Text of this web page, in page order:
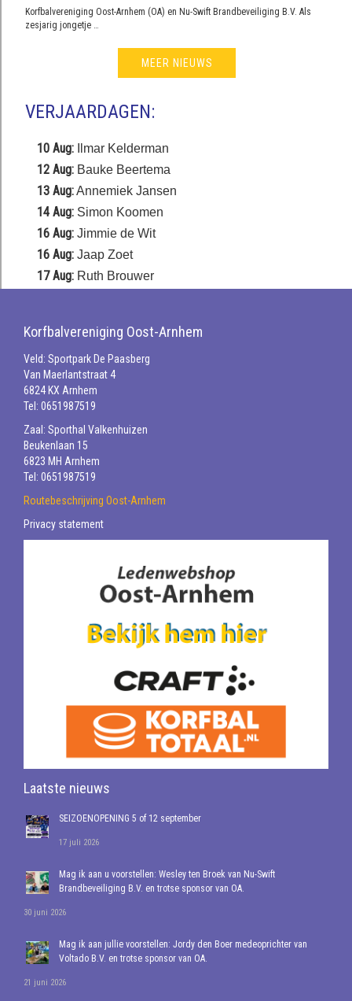
Korfbalvereniging Oost-Arnhem (OA) en Nu-Swift Brandbeveiliging B.V. Als
zesjarig jongetje …
MEER NIEUWS
VERJAARDAGEN:
10 Aug: Ilmar Kelderman
12 Aug: Bauke Beertema
13 Aug:Annemiek Jansen
14 Aug: Simon Koomen
16 Aug: Jimmie de Wit
16 Aug: Jaap Zoet
17 Aug: Ruth Brouwer
Korfbalvereniging Oost-Arnhem
Veld: Sportpark De Paasberg
Van Maerlantstraat 4
6824 KX Arnhem
Tel: 0651987519
Zaal: Sporthal Valkenhuizen
Beukenlaan 15
6823 MH Arnhem
Tel: 0651987519
Routebeschrijving Oost-Arnhem
Privacy statement
Laatste nieuws
SEIZOENOPENING 5 of 12 september
17 juli 2026
Mag ik aan u voorstellen: Wesley ten Broek van Nu-Swift
Brandbeveiliging B.V. en trotse sponsor van OA.
30 juni 2026
Mag ik aan jullie voorstellen: Jordy den Boer medeoprichter van
Voltado B.V. en trotse sponsor van OA.
21 juni 2026